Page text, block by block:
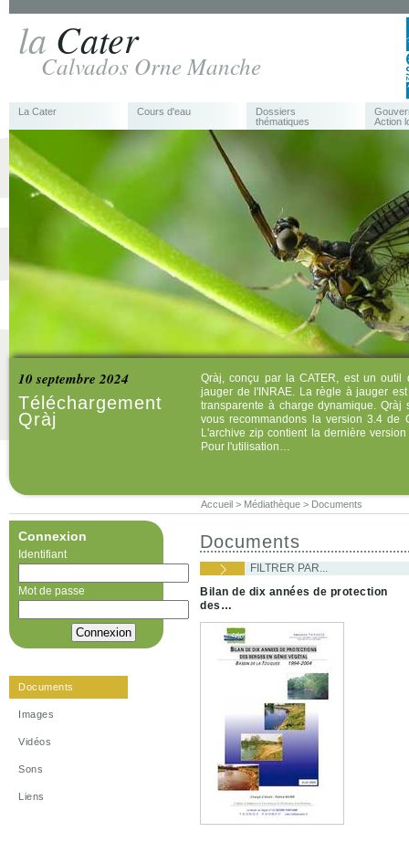
la Cater
Calvados Orne Manche
La Cater Cours d'eau
Dossiers
thématiques
Action
10 septembre 2024
Téléchargement
Qràj
Qràj, conçu par la CATER, est un
jauger de l'INRAE. La règle à jauger
transparente à charge dynamique.
vous recommandons la version 3.4 de
L'archive zip contient la dernière
Pour l'utilisation…
Accueil > Médiathèque > Documents
Connexion
Identifiant
Mot de passe
Documents
Images
Vidéos
Sons
Liens
Documents
FILTRER PAR...
Bilan de dix années de protection
des…